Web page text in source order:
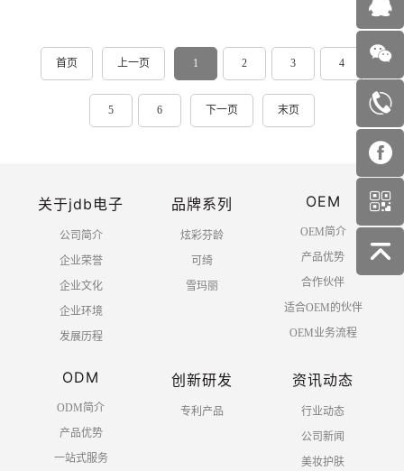
首页 上一页 1 2 3 4
5 6 下一页 末页
关于jdb电子
公司简介
企业荣誉
企业文化
企业环境
发展历程
品牌系列
炫彩芬龄
可绮
雪玛丽
OEM
OEM简介
产品优势
合作伙伴
适合OEM的伙伴
OEM业务流程
ODM
ODM简介
产品优势
一站式服务
创新研发
专利产品
资讯动态
行业动态
公司新闻
美妆护肤